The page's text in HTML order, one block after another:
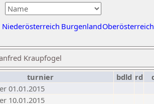
Niederösterreich BurgenlandOberösterreich
Kraupfogel
turnier bdld rd
01.01.2015
10.01.2015